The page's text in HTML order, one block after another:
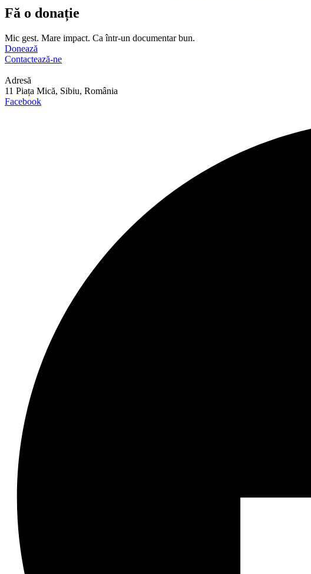
Fă o donație
Mic gest. Mare impact. Ca într-un documentar bun.
Donează
Contactează-ne
Adresă
11 Piața Mică, Sibiu, România
Facebook